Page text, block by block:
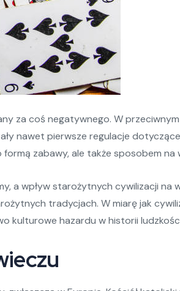
za coś negatywnego. W
nawet pierwsze regulacje
zabawy, ale także sposobem
a wpływ starożytnych cywilizacji
tradycjach. W miarę jak
kulturowe hazardu w historii